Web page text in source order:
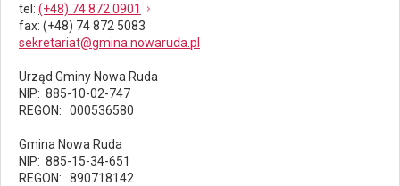
tel : (+48) 74 872 0901
fax: (+48) 74 872 5083
sekretariat@gmina.nowaruda.pl
Urząd Gminy Nowa Ruda
NIP: 885-10-02-747
REGON: 000536580
Gmina Nowa Ruda
NIP: 885-15-34-651
REGON: 890718142